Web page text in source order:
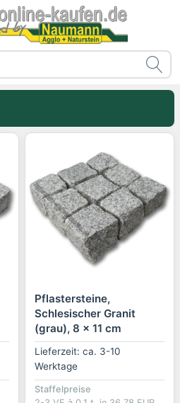
Pflastersteine,
Schlesischer Granit
(grau), 8 x 11 cm
Lieferzeit: ca. 3-10
Werktage
Staffelpreise